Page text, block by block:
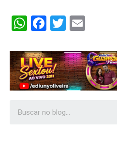
WhatsApp
Facebook
Twitter